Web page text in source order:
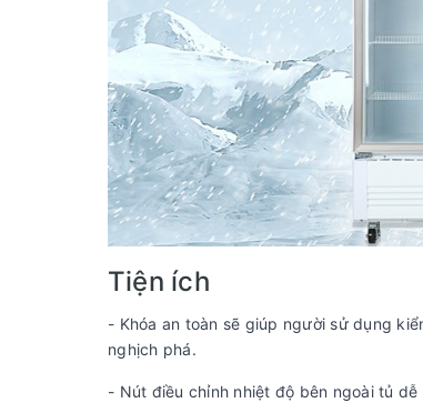
Tiện ích
- Khóa an toàn sẽ giúp người sử dụng
nghịch phá.
- Nút điều chỉnh nhiệt độ bên ngoài tủ